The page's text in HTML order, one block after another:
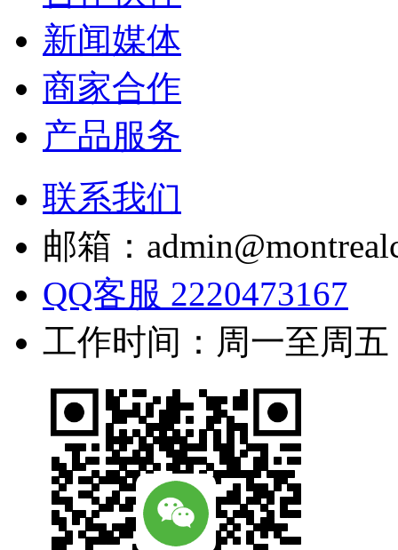
新闻媒体
商家合作
产品服务
联系我们
邮箱：
QQ客服 2220473167
工作时间：周一至周